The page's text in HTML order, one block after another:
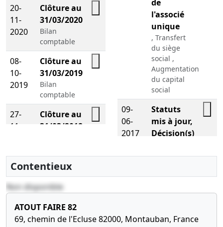
20-
11-
2020
Clôture au
31/03/2020
Bilan
comptable
08-
10-
2019
Clôture au
31/03/2019
Bilan
comptable
27-
11-
Clôture au
31/03/2018
20-
09-
2017
Clôture au
31/03/2017
Bilan
24-
Clôture au
de
l'associé
unique
, Transfert
du siège
social ,
Augmentation
du capital
social
09-
06-
2017
Statuts
mis à jour,
Décision(s)
l'associé
,
Changement
clôture de
Contentieux
Non disponible
ATOUT FAIRE 82
69, chemin de l'Ecluse 82000, Montauban, France